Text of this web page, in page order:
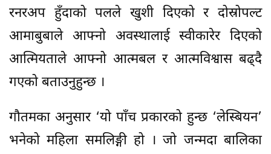
रनरअप हुँदाको पलले खुशी दिएको र दोस्रोपल्ट
आमाबुबाले आफ्नो अवस्थालाई स्वीकारेर दिएको
आत्मियताले आफ्नो आत्मबल र आत्मविश्वास बढ्दै
गएको बताउनुहुन्छ ।
गौतमका अनुसार ‘यो पाँच प्रकारको हुन्छ ‘लेस्बियन’
भनेको महिला समलिङ्गी हो । जो जन्मदा बालिका